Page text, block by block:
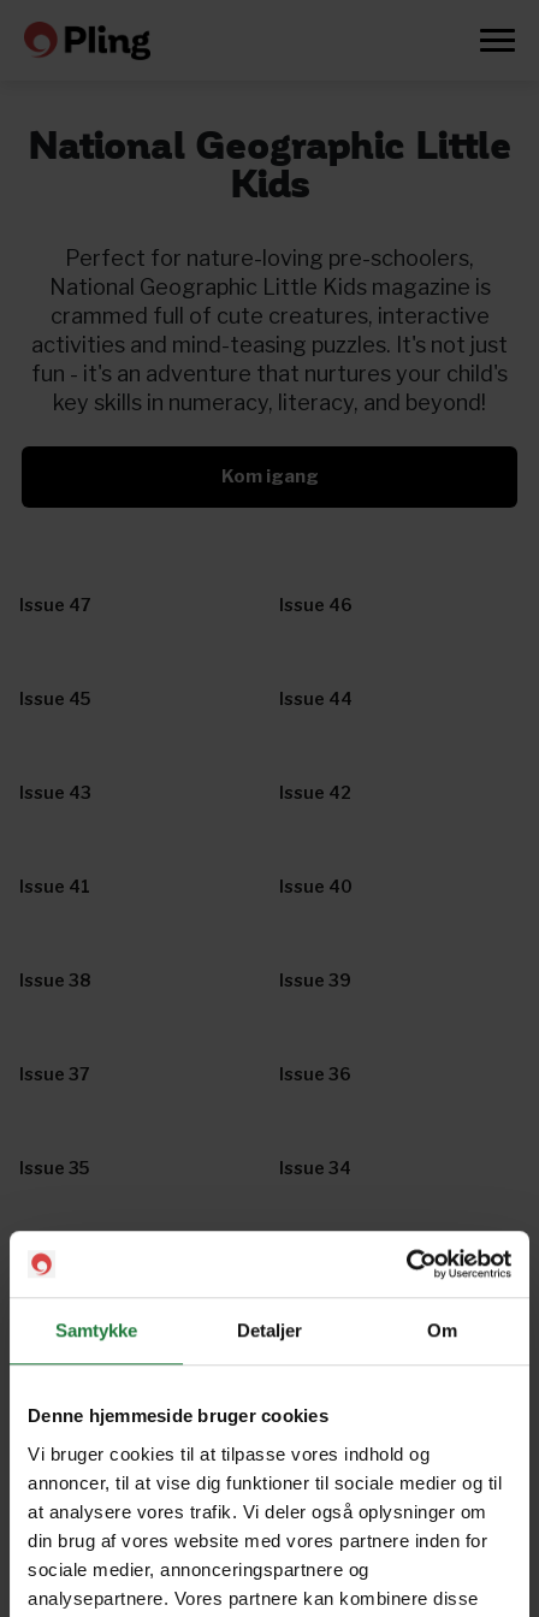
Samtykke Detaljer Om
Denne hjemmeside bruger cookies
Vi bruger cookies til at tilpasse vores indhold og
annoncer, til at vise dig funktioner til sociale medier og til
at analysere vores trafik. Vi deler også oplysninger om
din brug af vores website med vores partnere inden for
sociale medier, annonceringspartnere og
analysepartnere. Vores partnere kan kombinere disse
National Geographic Little
Kids
Perfect for nature-loving pre-schoolers,
National Geographic Little Kids magazine is
crammed full of cute creatures, interactive
activities and mind-teasing puzzles. It's not just
fun - it's an adventure that nurtures your child's
key skills in numeracy, literacy, and beyond!
Kom igang
Issue 47 Issue 46
Issue 45 Issue 44
Issue 43 Issue 42
Issue 41 Issue 40
Issue 38 Issue 39
Issue 37 Issue 36
Issue 35 Issue 34
Issue 33
Issue 29 Issue 28
Issue 27 Issue 26